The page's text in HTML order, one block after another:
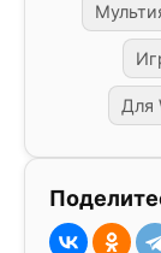
Для